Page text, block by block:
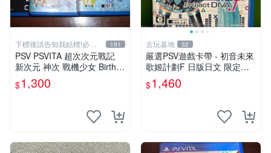
下標後請告知我結標!必看
關於我
191
PSV PSVITA 超次次元戰記
新次元 神次 戰機少女 Birth1
& 2 & 鋼彈破壞者2 鋼彈創壞
者2 中文版
$1,300
古玩基地 32
嚴選PSV遊戲卡帶 - 初音未來
歌姬計劃F 日版日文 限定封
面實測正常讀 初音未來 PSV
歌姬計劃F 日版日文 卡帶 游
$1,460